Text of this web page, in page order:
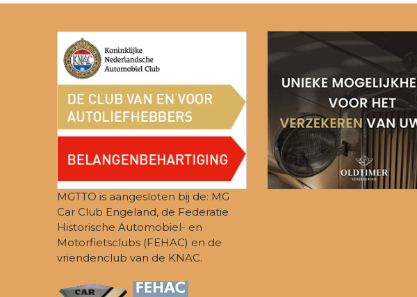
MGTTO is aangesloten bij de: MG
Car Club Engeland, de Federatie
Historische Automobiel- en
Motorfietsclubs (FEHAC) en de
vriendenclub van de KNAC.